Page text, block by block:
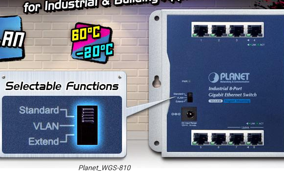
Planet_WGS-810